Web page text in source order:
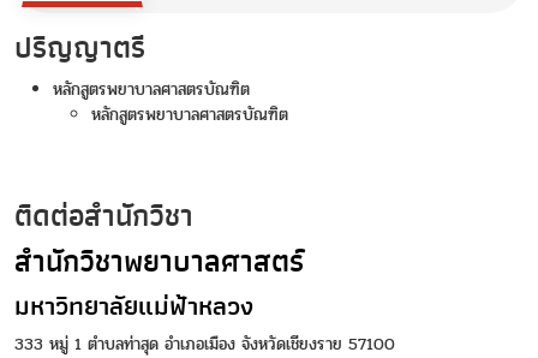
ปริญญาตรี
หลักสูตรพยาบาลศาสตรบัณฑิต
หลักสูตรพยาบาลศาสตรบัณฑิต
ติดต่อสำนักวิชา
สำนักวิชาพยาบาลศาสตร์
มหาวิทยาลัยแม่ฟ้าหลวง
333 หมู่ 1 ตำบลท่าสุด อำเภอเมือง จังหวัดเชียงราย 57100